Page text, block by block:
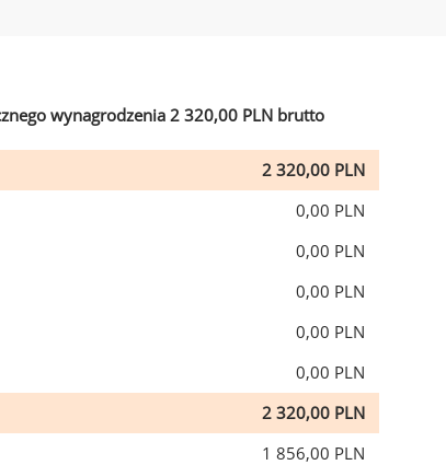
wynagrodzenia 2 320,00 PLN brutto
2 320,00 PLN
0,00 PLN
0,00 PLN
0,00 PLN
0,00 PLN
0,00 PLN
2 320,00 PLN
1 856,00 PLN